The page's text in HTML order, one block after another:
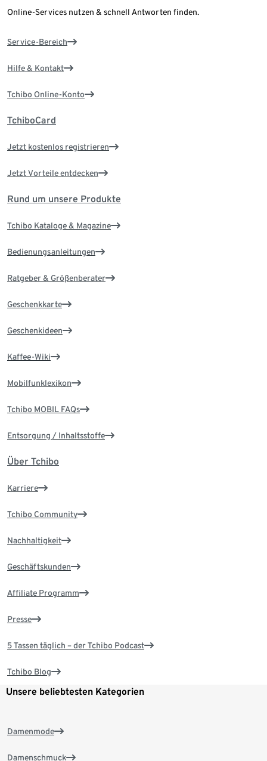
Online-Services nutzen & schnell Antworten finden.
Service-Bereich
Hilfe & Kontakt
Tchibo Online-Konto
TchiboCard
Jetzt kostenlos registrieren
Jetzt Vorteile entdecken
Rund um unsere Produkte
Tchibo Kataloge & Magazine
Bedienungsanleitungen
Ratgeber & Größenberater
Geschenkkarte
Geschenkideen
Kaffee-Wiki
Mobilfunklexikon
Tchibo MOBIL FAQs
Entsorgung / Inhaltsstoffe
Über Tchibo
Karriere
Tchibo Community
Nachhaltigkeit
Geschäftskunden
Affiliate Programm
Presse
5 Tassen täglich – der Tchibo Podcast
Tchibo Blog
Unsere beliebtesten Kategorien
Damenmode
Damenschmuck